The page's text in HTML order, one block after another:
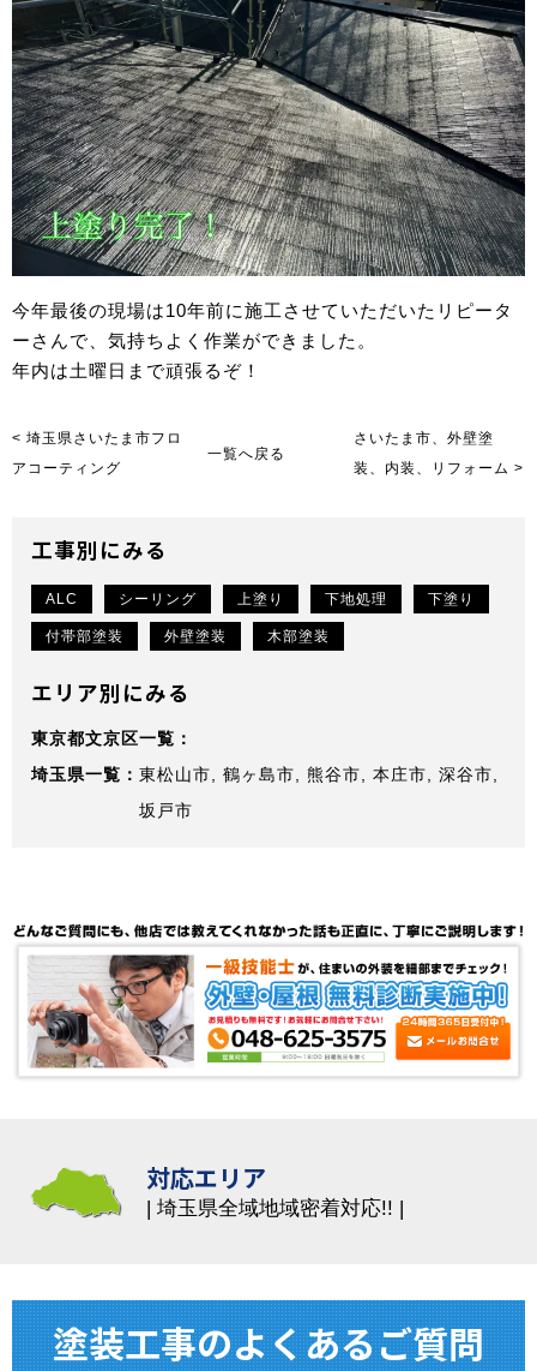
今年最後の現場は10年前に施工させていただいたリピータ
ーさんで、気持ちよく作業ができました。
年内は土曜日まで頑張るぞ！
< 埼玉県さいたま市フロ
アコーティング
さいたま市、外壁塗
装、内装、リフォーム >
一覧へ戻る
工事別にみる
ALC シーリング 上塗り 下地処理 下塗り
付帯部塗装 外壁塗装 木部塗装
エリア別にみる
東京都文京区
埼玉県
東松山市 鶴ヶ島市 熊谷市 本庄市
深谷市
坂戸市
対応エリア
埼玉県全域地域密着対応!!
塗装⼯事のよくあるご質問